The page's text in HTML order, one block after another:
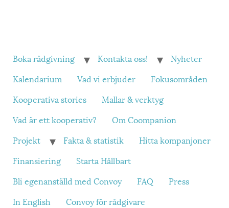
Boka rådgivning Kontakta oss!
Nyheter
Kalendarium
Vad vi erbjuder
Fokusområden
Kooperativa stories
Mallar & verktyg
Vad är ett kooperativ?
Om Coompanion
Projekt
Fakta & statistik
Hitta kompanjoner
Finansiering
Starta Hållbart
Bli egenanställd med Convoy
FAQ
Press
In English
Convoy för rådgivare